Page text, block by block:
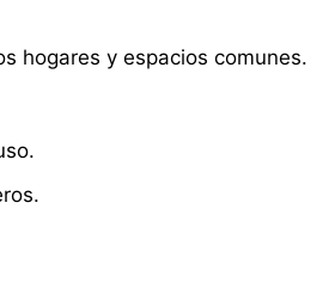
hogares y espacios comunes.